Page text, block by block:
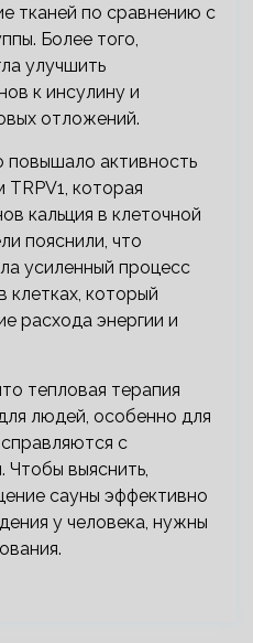
тканей по сравнению с
Более того,
улучшить
к инсулину и
отложений.
повышало активность
которая
кальция в клеточной
пояснили, что
усиленный процесс
клетках, который
расхода энергии и
тепловая терапия
людей, особенно для
с
Чтобы выяснить,
сауны эффективно
у человека, нужны